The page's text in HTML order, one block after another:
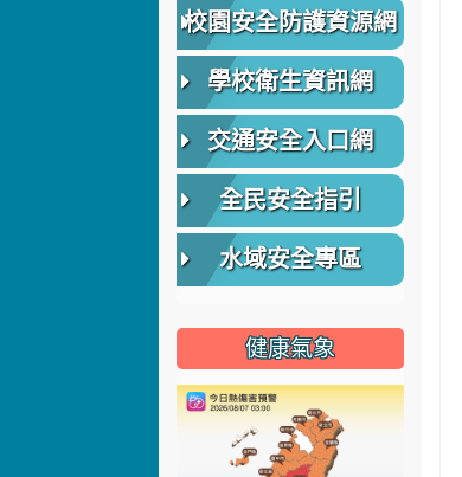
校園安全防護資源網
學校衛生資訊網
交通安全入口網
全民安全指引
水域安全專區
健康氣象